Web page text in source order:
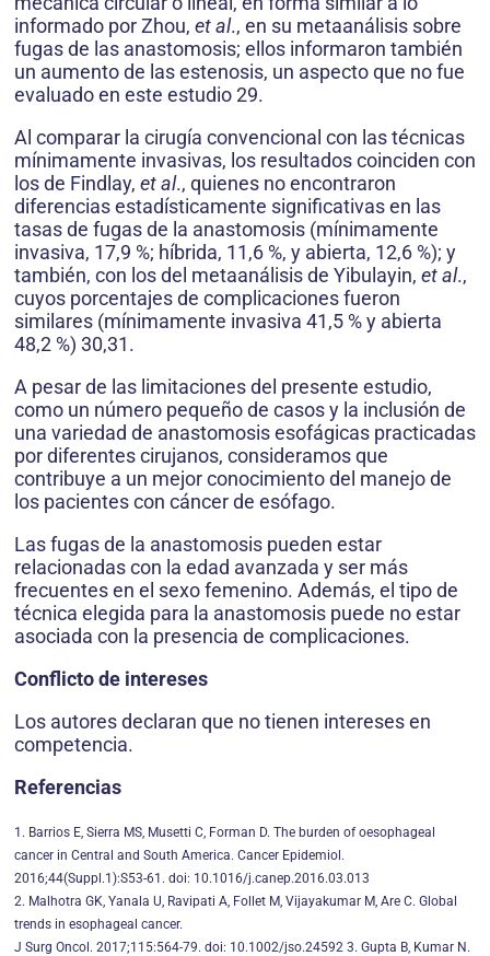
informado por Zhou, et al., en su metaanálisis sobre
fugas de las anastomosis; ellos informaron también
un aumento de las estenosis, un aspecto que no fue
evaluado en este estudio 29.
Al comparar la cirugía convencional con las técnicas
mínimamente invasivas, los resultados coinciden con
los de Findlay, et al., quienes no encontraron
diferencias estadísticamente significativas en las
tasas de fugas de la anastomosis (mínimamente
invasiva, 17,9 %; híbrida, 11,6 %, y abierta, 12,6 %); y
también, con los del metaanálisis de Yibulayin, et al.,
cuyos porcentajes de complicaciones fueron
similares (mínimamente invasiva 41,5 % y abierta
48,2 %) 30,31.
A pesar de las limitaciones del presente estudio,
como un número pequeño de casos y la inclusión de
una variedad de anastomosis esofágicas practicadas
por diferentes cirujanos, consideramos que
contribuye a un mejor conocimiento del manejo de
los pacientes con cáncer de esófago.
Las fugas de la anastomosis pueden estar
relacionadas con la edad avanzada y ser más
frecuentes en el sexo femenino. Además, el tipo de
técnica elegida para la anastomosis puede no estar
asociada con la presencia de complicaciones.
Conflicto de intereses
Los autores declaran que no tienen intereses en
competencia.
Referencias
1. Barrios E, Sierra MS, Musetti C, Forman D. The burden of oesophageal
cancer in Central and South America. Cancer Epidemiol.
2016;44(Suppl.1):S53-61. doi: 10.1016/j.canep.2016.03.013
2. Malhotra GK, Yanala U, Ravipati A, Follet M, Vijayakumar M, Are C. Global
trends in esophageal cancer.
J Surg Oncol. 2017;115:564-79. doi: 10.1002/jso.24592 3. Gupta B, Kumar N.